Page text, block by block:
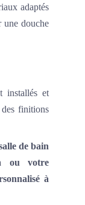
adaptés
une douche
installés et
finitions
de bain
ou votre
à